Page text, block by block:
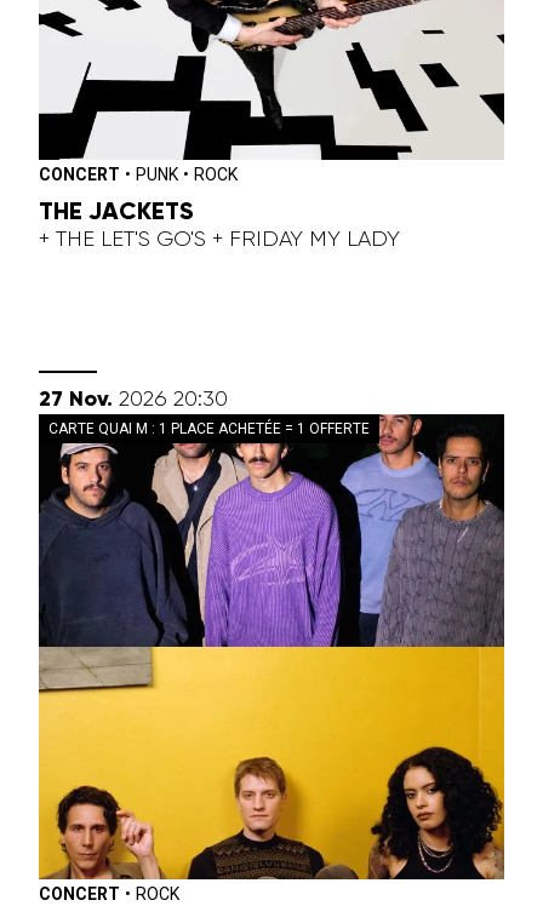
CONCERT • PUNK • ROCK
THE JACKETS
+ THE LET'S GO'S + FRIDAY MY LADY
27 novembre
Nov. 2026 20:30
CARTE QUAI M : 1 PLACE ACHETÉE = 1 OFFERTE
CONCERT • ROCK